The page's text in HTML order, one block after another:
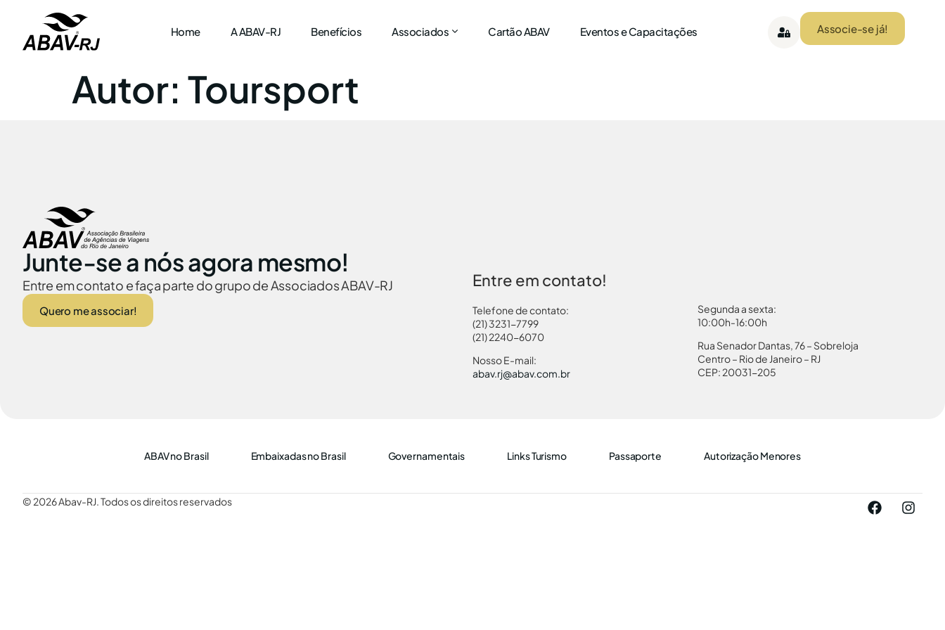
Home A ABAV-RJ Benefícios Associados Cartão ABAV Eventos e Capacitações Associe-se já!
Autor: Toursport
Junte-se a nós agora mesmo!
Entre em contato e faça parte do grupo de Associados ABAV-RJ
Quero me associar!
Entre em contato!
Telefone de contato:
(21) 3231-7799
(21) 2240-6070
Nosso E-mail:
abav.rj@abav.com.br
Segunda a sexta:
10:00h-16:00h
Rua Senador Dantas, 76 – Sobreloja
Centro – Rio de Janeiro – RJ
CEP: 20031-205
ABAV no Brasil Embaixadas no Brasil Governamentais Links Turismo Passaporte Autorização Menores
© 2026 Abav-RJ. Todos os direitos reservados